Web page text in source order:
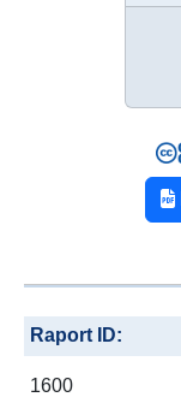
Raport ID:
1600